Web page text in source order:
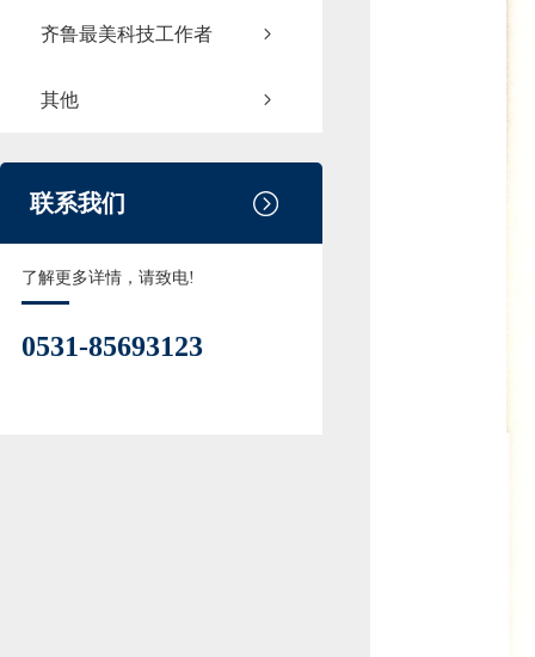
齐鲁最美科技工作者
其他
联系我们
了解更多详情，请致电!
0531-85693123